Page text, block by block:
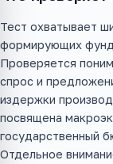
Тест охватывает
формирующих
Проверяется
спрос и
издержки
посвящена
государственный
Отдельное